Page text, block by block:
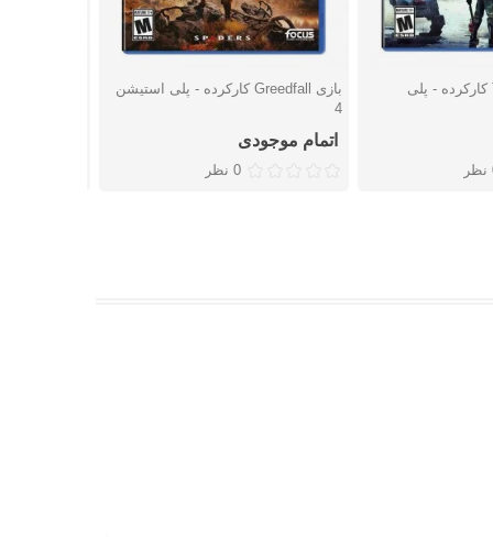
بازی The Surge 2 کارکرده - پلی
دوست داشتنبازی Greedfall کارکرده - پلی استیشن
4
اتمام موجودی
0 نظر